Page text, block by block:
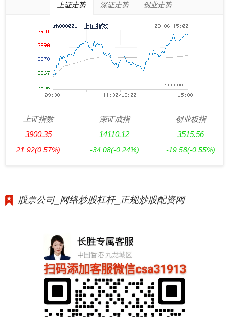
上证走势 深证走势 创业走势
上证指数
3900.35
21.92(0.57%)
深证成指
14110.12
-34.08(-0.24%)
创业板指
3515.56
-19.58(-0.55%)
股票公司_网络炒股杠杆_正规炒股配资网